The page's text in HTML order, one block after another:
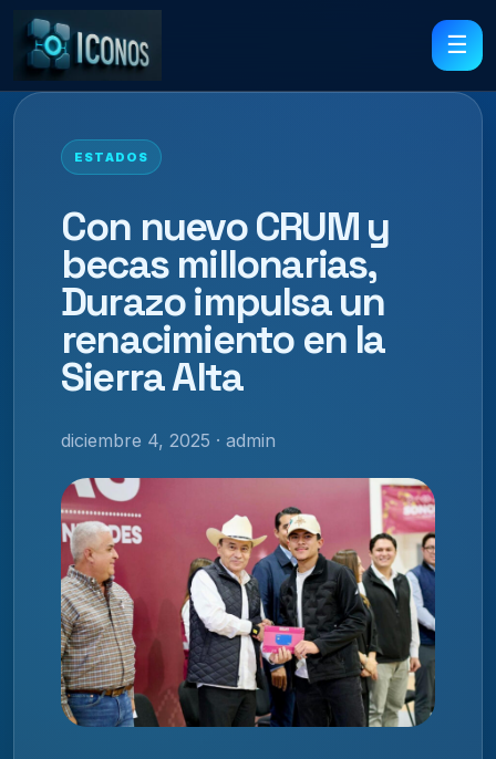
☰
ESTADOS
Con nuevo CRUM y
becas millonarias,
Durazo impulsa un
renacimiento en la
Sierra Alta
diciembre 4, 2025 · admin